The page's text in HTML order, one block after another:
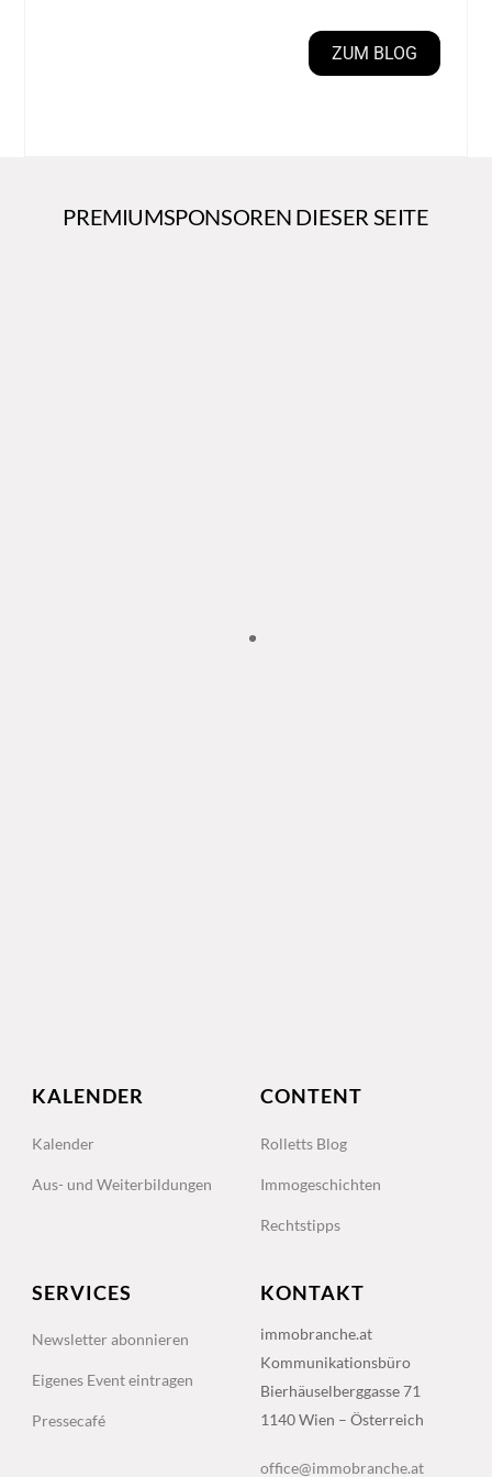
ZUM BLOG
PREMIUMSPONSOREN DIESER SEITE
KALENDER
Kalender
Aus- und Weiterbildungen
CONTENT
Rolletts Blog
Immogeschichten
Rechtstipps
SERVICES
Newsletter abonnieren
Eigenes Event eintragen
Pressecafé
KONTAKT
immobranche.at
Kommunikationsbüro
Bierhäuselberggasse 71
1140 Wien – Österreich
office@immobranche.at